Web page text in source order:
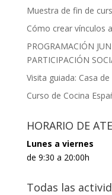
Muestra de fin de
Cómo crear vínculos
PROGRAMACIÓN
PARTICIPACIÓN
Visita guiada: Casa
Curso de Cocina
HORARIO DE
Lunes a viernes
de 9:30 a 20:00h
Todas las